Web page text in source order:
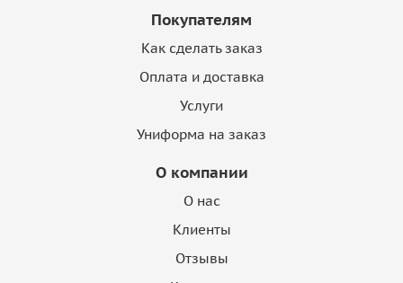
Покупателям
Как сделать заказ
Оплата и доставка
Услуги
Униформа на заказ
О компании
О нас
Клиенты
Отзывы